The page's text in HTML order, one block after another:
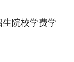
生院校学费学